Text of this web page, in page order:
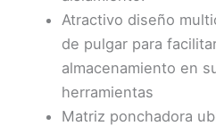
Atractivo diseño
de pulgar para
almacenamiento en
herramientas
Matriz ponchadora